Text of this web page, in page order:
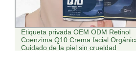
Desintoxicar Máscara facial de carbón
para una limpieza profunda